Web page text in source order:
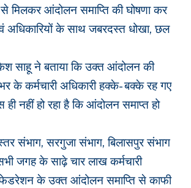
से मिलकर आंदोलन समाप्ति की घोषणा कर
अधिकारियों के साथ जबरदस्त धोखा, छल
साहू ने बताया कि उक्त आंदोलन की
के कर्मचारी अधिकारी हक्के- बक्के रह गए
ही नहीं हो रहा है कि आंदोलन समाप्त हो
संभाग, सरगुजा संभाग, बिलासपुर संभाग
जगह के साढ़े चार लाख कर्मचारी
फेडरेशन के उक्त आंदोलन समाप्ति से काफी